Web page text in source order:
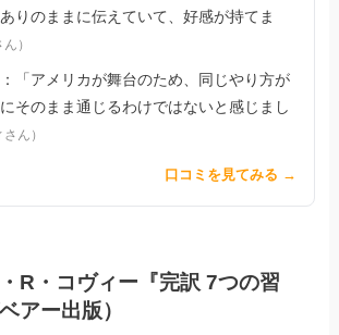
りのままに伝えていて、好感が持てま
）
：「アメリカが舞台のため、同じやり方が
そのまま通じるわけではないと感じまし
さん）
口コミを見てみる →
R・コヴィー『完訳 7つの習
アー出版）